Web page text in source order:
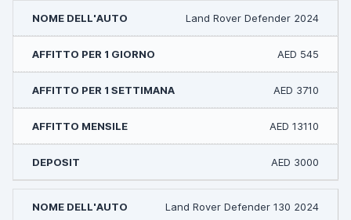
Land Rover Defender 2024
AED 545
AED 3710
AED 13110
AED 3000
Land Rover Defender 130 2024